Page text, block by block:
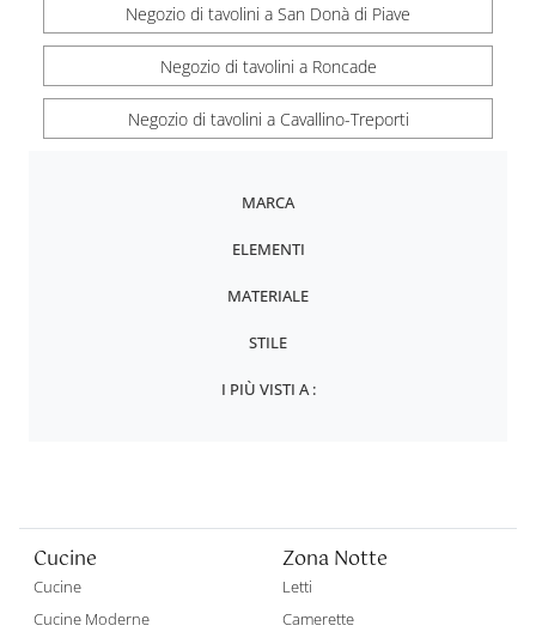
Negozio di tavolini a San Donà di Piave
Negozio di tavolini a Roncade
Negozio di tavolini a Cavallino-Treporti
MARCA
ELEMENTI
MATERIALE
STILE
I PIÙ VISTI A :
Cucine
Cucine
Cucine Moderne
Zona Notte
Letti
Camerette